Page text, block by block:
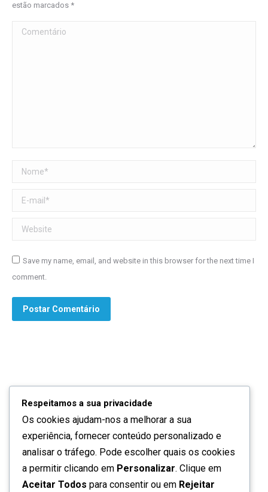
estão marcados *
Comentário
Nome *
E-mail *
Website
Save my name, email, and website in this browser for the next time I
comment.
Postar Comentário
Quem somos
Contactos
Respeitamos a sua privacidade
Os cookies ajudam-nos a melhorar a sua
experiência, fornecer conteúdo personalizado e
analisar o tráfego. Pode escolher quais os cookies
a permitir clicando em Personalizar. Clique em
Aceitar Todos para consentir ou em Rejeitar